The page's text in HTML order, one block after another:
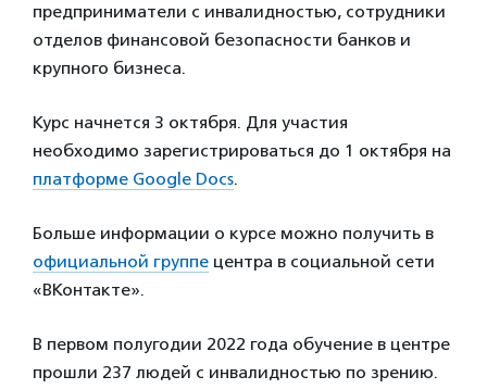
предприниматели с инвалидностью, сотрудники
отделов финансовой безопасности банков и
крупного бизнеса.
Курс начнется 3 октября. Для участия
необходимо зарегистрироваться до 1 октября на
платформе Google Docs.
Больше информации о курсе можно получить в
официальной группе центра в социальной сети
«ВКонтакте».
В первом полугодии 2022 года обучение в центре
прошли 237 людей с инвалидностью по зрению.